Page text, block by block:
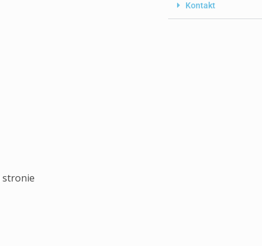
stronie
Kontakt